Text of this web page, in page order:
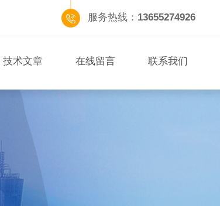
服务热线： 13655274926
技术文章 在线留言 联系我们